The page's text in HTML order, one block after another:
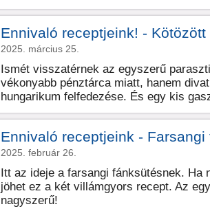
Ennivaló receptjeink! -
2025. március 25.
Ismét visszatérnek az egyszerű
vékonyabb pénztárca miatt, hanem
hungarikum felfedezése. És egy kis
Ennivaló receptjeink - Farsangi
2025. február 26.
Itt az ideje a farsangi fánksütésnek. Ha
jöhet ez a két villámgyors recept. Az
nagyszerű!